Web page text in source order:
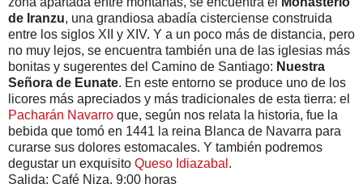
de Iranzu, una grandiosa abadía cisterciense construida
entre los siglos XII y XIV. Y a un poco más de distancia, pero
no muy lejos, se encuentra también una de las iglesias más
bonitas y sugerentes del Camino de Santiago: Nuestra
Señora de Eunate. En este entorno se produce uno de los
licores más apreciados y más tradicionales de esta tierra: el
Pacharán Navarro que, según nos relata la historia, fue la
bebida que tomó en 1441 la reina Blanca de Navarra para
curarse sus dolores estomacales. Y también podremos
degustar un exquisito Queso Idiazabal .
Salida: Café Niza. 9:00 horas